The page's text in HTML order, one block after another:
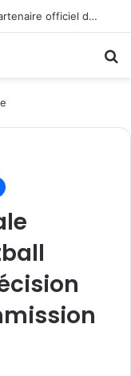
Corpay Cross-Border est désignée partenaire officiel de change d’Ultimate Sevens